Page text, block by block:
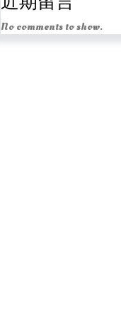
No comments to show.